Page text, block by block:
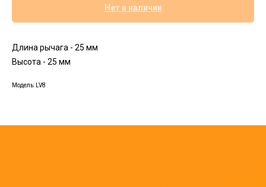
Нет в наличии
Длина рычага - 25 мм
Высота - 25 мм
Модель: LV8